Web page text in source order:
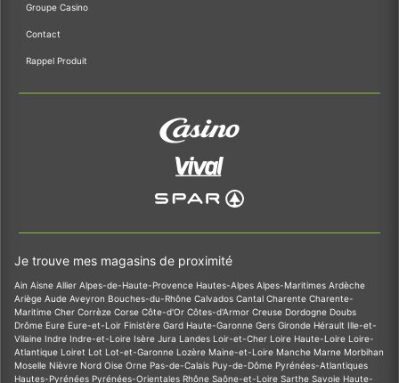
Groupe Casino
Contact
Rappel Produit
Je trouve mes magasins de proximité
Ain Aisne Allier Alpes-de-Haute-Provence Hautes-Alpes Alpes-Maritimes Ardèche
Ariège Aude Aveyron Bouches-du-Rhône Calvados Cantal Charente Charente-
Maritime Cher Corrèze Corse Côte-d'Or Côtes-d'Armor Creuse Dordogne Doubs
Drôme Eure Eure-et-Loir Finistère Gard Haute-Garonne Gers Gironde Hérault Ille-et-
Vilaine Indre Indre-et-Loire Isère Jura Landes Loir-et-Cher Loire Haute-Loire Loire-
Atlantique Loiret Lot Lot-et-Garonne Lozère Maine-et-Loire Manche Marne Morbihan
Moselle Nièvre Nord Oise Orne Pas-de-Calais Puy-de-Dôme Pyrénées-Atlantiques
Hautes-Pyrénées Pyrénées-Orientales Rhône Saône-et-Loire Sarthe Savoie Haute-